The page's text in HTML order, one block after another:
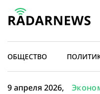
ОБЩЕСТВО
9 апреля 2026,